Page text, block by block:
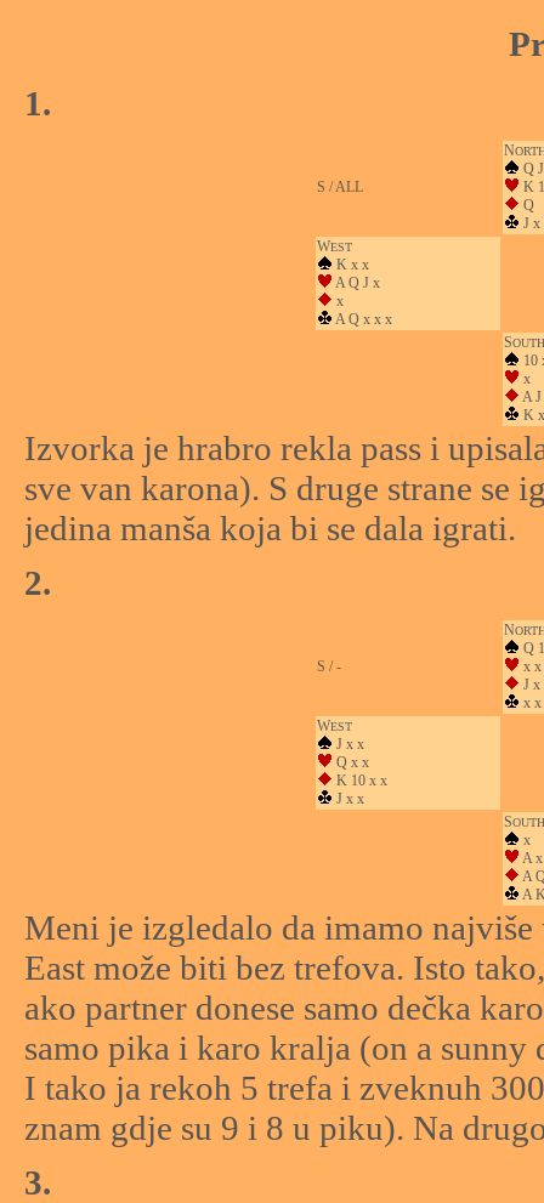
1.
S / ALL
N
Q
K
Q
J x
WEST
K x x
A Q J x
x
A Q x x x
SOUTH
10
x
A
K x
Izvorka je hrabro rekla pass i
sve van karona). S druge strane se
jedina manša koja bi se dala igrati.
2.
S / -
N
Q
x x
J x
x
WEST
J x x
Q x x
K 10 x x
J x x
SOUTH
x
A
A
A
Meni je izgledalo da imamo
East može biti bez trefova. Isto
ako partner donese samo dečka
samo pika i karo kralja (on a sunny
I tako ja rekoh 5 trefa i zveknuh
znam gdje su 9 i 8 u piku). Na
3.